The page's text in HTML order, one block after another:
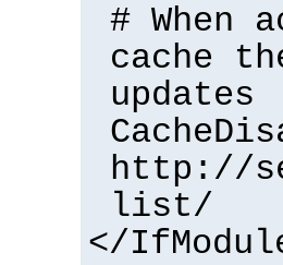
# When
cache
updates
http://
list/
</